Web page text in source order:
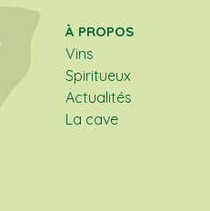
À PROPOS
Vins
Spiritueux
Actualités
La cave